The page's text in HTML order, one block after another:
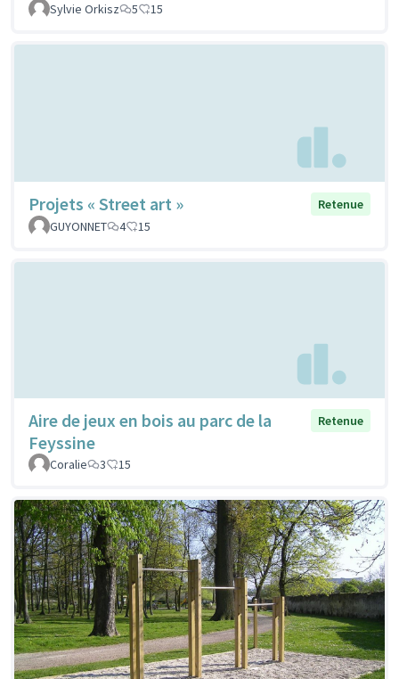
Sylvie Orkisz
5 15
Projets « Street art »
Retenue
GUYONNET
4 15
Aire de jeux en bois au parc de la
Feyssine
Retenue
Coralie 3 15